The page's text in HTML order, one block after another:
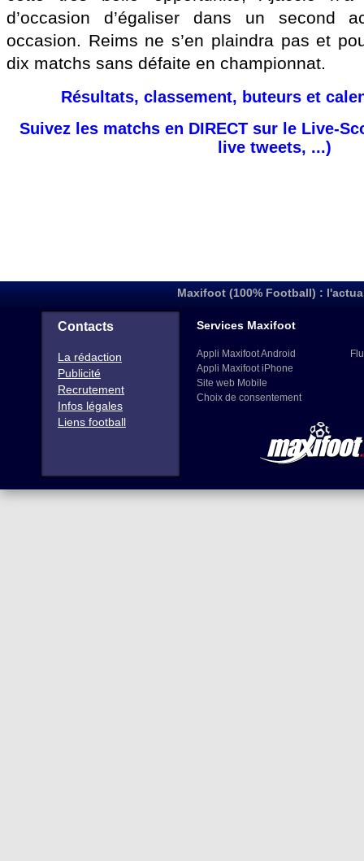
d’occasion d’égaliser dans un second
occasion. Reims ne s’en plaindra pas et
dix matchs sans défaite en championnat.
Résultats, classement, buteurs et
Suivez les matchs en DIRECT sur le Live-
live tweets, ...)
Maxifoot (100% Football) :
Contacts
La rédaction
Publicité
Recrutement
Infos légales
Liens football
Services Maxifoot
Appli Maxifoot Android
Appli Maxifoot iPhone
Site web Mobile
Choix de consentement